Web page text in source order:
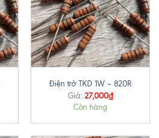
Điện trở TKD 1W – 820R
Giá: 27,000₫
Còn hàng